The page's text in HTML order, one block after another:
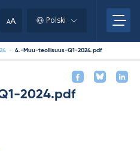
AA Polski
- 4.-Muu-teollisuus-Q1-2024.pdf
2024.pdf